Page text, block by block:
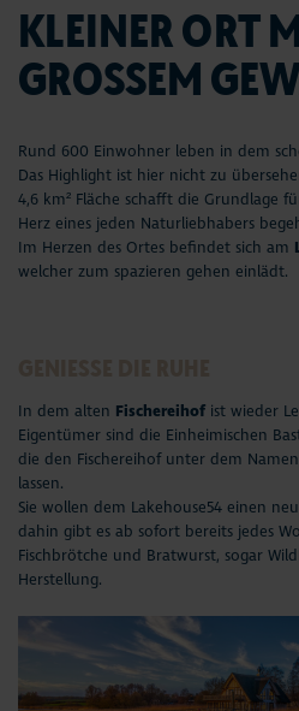
KLEINER ORT
GROSSEM
Rund 600 Einwohner leben in dem
Das Highlight ist hier nicht zu
4,6 km² Fläche schafft die Grundlage
Herz eines jeden Naturliebhabers
Im Herzen des Ortes befindet sich am
welcher zum spazieren gehen einlädt.
In dem alten Fischereihof ist wieder
Eigentümer sind die Einheimischen
die den Fischereihof unter dem Namen
lassen.
Sie wollen dem Lakehouse54 einen
dahin gibt es ab sofort bereits jedes
Fischbrötche und Bratwurst, sogar
Herstellung.